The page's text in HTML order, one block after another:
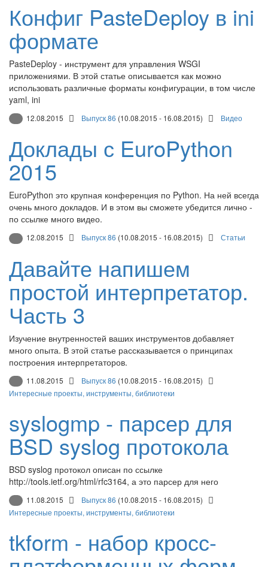
Конфиг PasteDeploy в ini
формате
PasteDeploy - инструмент для управления WSGI
приложениями. В этой статье описывается как можно
использовать различные форматы конфигурации, в том числе
yaml, ini
12.08.2015 Выпуск 86 (10.08.2015 - 16.08.2015) Видео
Доклады с EuroPython
2015
EuroPython это крупная конференция по Python. На ней всегда
очень много докладов. И в этом вы сможете убедится лично -
по ссылке много видео.
12.08.2015 Выпуск 86 (10.08.2015 - 16.08.2015) Статьи
Давайте напишем
простой интерпретатор.
Часть 3
Изучение внутренностей ваших инструментов добавляет
много опыта. В этой статье рассказывается о принципах
построения интерпретаторов.
11.08.2015 Выпуск 86 (10.08.2015 - 16.08.2015)
Интересные проекты, инструменты, библиотеки
syslogmp - парсер для
BSD syslog протокола
BSD syslog протокол описан по ссылке
http://tools.ietf.org/html/rfc3164, а это парсер для него
11.08.2015 Выпуск 86 (10.08.2015 - 16.08.2015)
Интересные проекты, инструменты, библиотеки
tkform - набор кросс-